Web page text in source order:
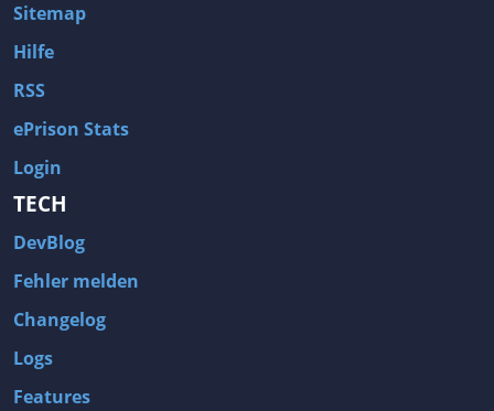
Sitemap
Hilfe
RSS
ePrison Stats
Login
TECH
DevBlog
Fehler melden
Changelog
Logs
Features